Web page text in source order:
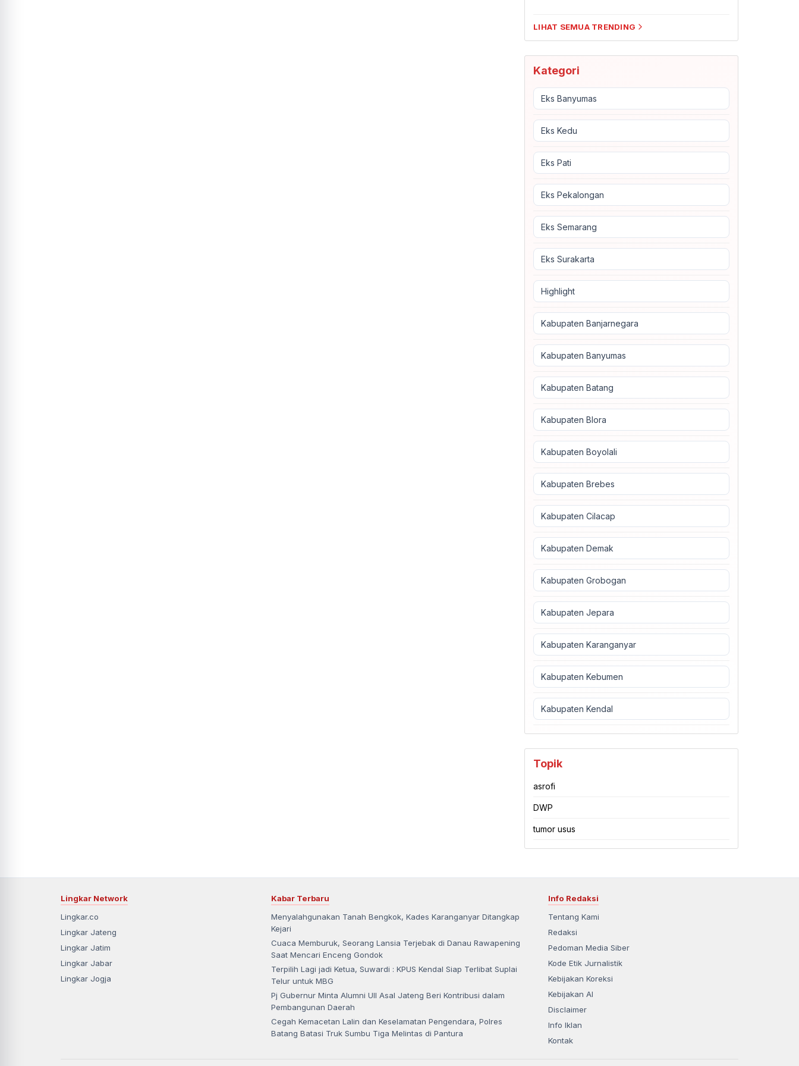
LIHAT SEMUA TRENDING
Kategori
Eks Banyumas
Eks Kedu
Eks Pati
Eks Pekalongan
Eks Semarang
Eks Surakarta
Highlight
Kabupaten Banjarnegara
Kabupaten Banyumas
Kabupaten Batang
Kabupaten Blora
Kabupaten Boyolali
Kabupaten Brebes
Kabupaten Cilacap
Kabupaten Demak
Kabupaten Grobogan
Kabupaten Jepara
Kabupaten Karanganyar
Kabupaten Kebumen
Kabupaten Kendal
Topik
asrofi
DWP
tumor usus
Lingkar Network
Lingkar.co
Lingkar Jateng
Lingkar Jatim
Lingkar Jabar
Lingkar Jogja
Kabar Terbaru
Menyalahgunakan Tanah Bengkok, Kades Karanganyar Ditangkap
Kejari
Cuaca Memburuk, Seorang Lansia Terjebak di Danau Rawapening
Saat Mencari Enceng Gondok
Terpilih Lagi jadi Ketua, Suwardi : KPUS Kendal Siap Terlibat Suplai
Telur untuk MBG
Pj Gubernur Minta Alumni UII Asal Jateng Beri Kontribusi dalam
Pembangunan Daerah
Cegah Kemacetan Lalin dan Keselamatan Pengendara, Polres
Batang Batasi Truk Sumbu Tiga Melintas di Pantura
Info Redaksi
Tentang Kami
Redaksi
Pedoman Media Siber
Kode Etik Jurnalistik
Kebijakan Koreksi
Kebijakan AI
Disclaimer
Info Iklan
Kontak